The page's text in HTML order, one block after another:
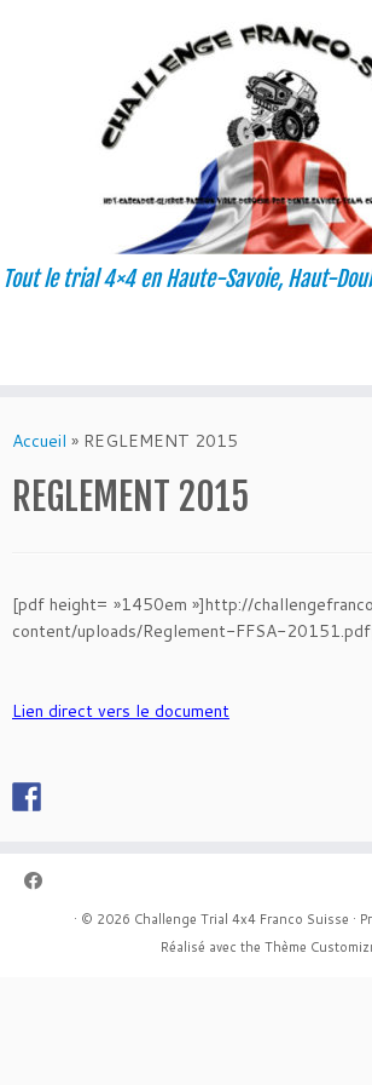
au
Tout le trial 4×4 en Haute-Savoie, Haut-
Accueil » REGLEMENT 2015
REGLEMENT 2015
[pdf height= »1450em »]http://
content/uploads/Reglement-FFSA-
Lien direct vers le document
· © 2026 Challenge Trial 4x4 Franco Suisse ·
Réalisé avec the Thème